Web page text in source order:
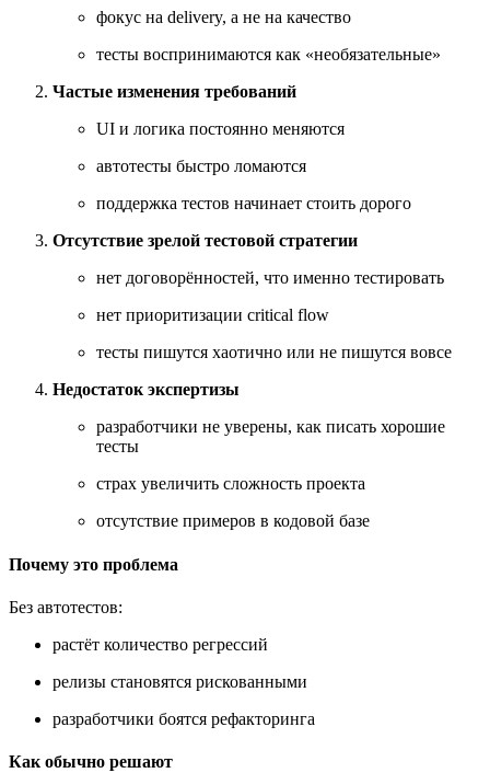
фокус на delivery, а не на качество
тесты воспринимаются как «необязательные»
Частые изменения требований
UI и логика постоянно меняются
автотесты быстро ломаются
поддержка тестов начинает стоить дорого
Отсутствие зрелой тестовой стратегии
нет договорённостей, что именно тестировать
нет приоритизации critical flow
тесты пишутся хаотично или не пишутся вовсе
Недостаток экспертизы
разработчики не уверены, как писать хорошие
тесты
страх увеличить сложность проекта
отсутствие примеров в кодовой базе
Почему это проблема
Без автотестов:
растёт количество регрессий
релизы становятся рискованными
разработчики боятся рефакторинга
Как обычно решают